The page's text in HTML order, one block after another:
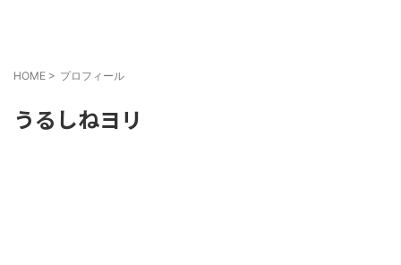
HOME > プロフィール
うるしねヨリ